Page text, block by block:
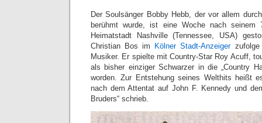
Der Soulsänger Bobby Hebb, der vor allem
berühmt wurde, ist eine Woche nach
Heimatstadt Nashville (Tennessee, USA)
Christian Bos im
Kölner Stadt-Anzeigerzufolge
Musiker. Er spielte mit Country-Star Roy Acuff,
als bisher einziger Schwarzer in die „Country
worden. Zur Entstehung seines Welthits heißt
nach dem Attentat auf John F. Kennedy und
Bruders“ schrieb.